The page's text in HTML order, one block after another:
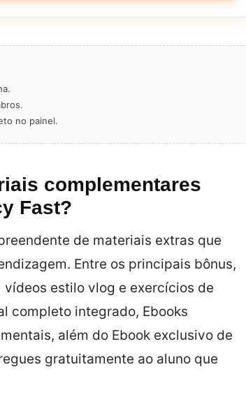
no painel.
complementares
Fast?
de materiais extras que
Entre os principais bônus,
vídeos estilo vlog e exercícios de
completo integrado, Ebooks
além do Ebook exclusivo de
gratuitamente ao aluno que